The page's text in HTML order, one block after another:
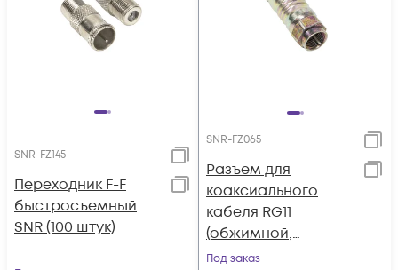
SNR-FZ145
Переходник F-F
быстросъемный
SNR (100 штук)
SNR-FZ065
Разъем для
коаксиального
кабеля RG11
(обжимной,
влагозащещенный)
Под заказ